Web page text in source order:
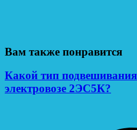
Вам также понравится
Какой тип
электровозе 2ЭС5К?